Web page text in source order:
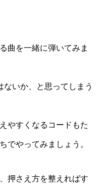
曲を一緒に弾いてみま
いか、と思ってしまう
やすくなるコードもた
でやってみましょう。
押さえ方を整えればす